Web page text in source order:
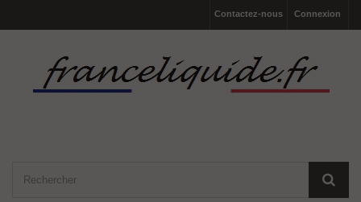
Connexion
Contactez-nous